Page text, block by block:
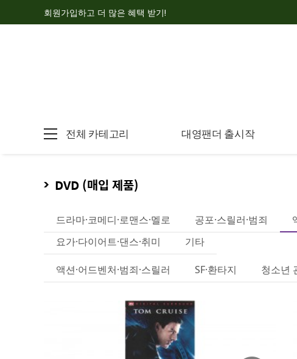
회원가입하고 더 많은 혜택 받기!
전체 카테고리 대영팬더 출시작
DVD (매입 제품)
드라마·코메디·로맨스·멜로 공포·스릴러·범죄
요가·다이어트·댄스·취미
기타
액션·어드벤처·범죄·스릴러 SF·환타지 청소년